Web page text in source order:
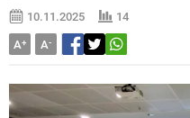
10.11.2025
14
A+ A-